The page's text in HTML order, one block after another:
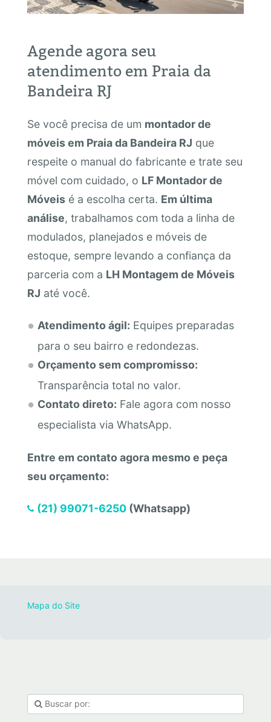
Agende agora seu
atendimento em Praia da
Bandeira RJ
Se você precisa de um montador de
móveis em Praia da Bandeira RJ que
respeite o manual do fabricante e trate seu
móvel com cuidado, o LF Montador de
Móveisé a escolha certa. Em última
análise, trabalhamos com toda a linha de
modulados, planejados e móveis de
estoque, sempre levando a confiança da
parceria com a LH Montagem de Móveis
RJ até você.
Atendimento ágil: Equipes preparadas
para o seu bairro e redondezas.
Orçamento sem compromisso:
Transparência total no valor.
Contato direto: Fale agora com nosso
especialista via WhatsApp.
Entre em contato agora mesmo e peça
seu orçamento:
(21) 99071-6250(Whatsapp)
Mapa do Site